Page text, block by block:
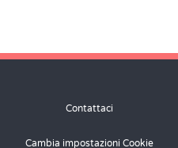
Contattaci
Cambia impostazioni Cookie